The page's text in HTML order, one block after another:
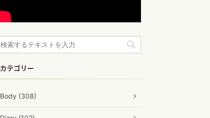
カテゴリー
Body (308)